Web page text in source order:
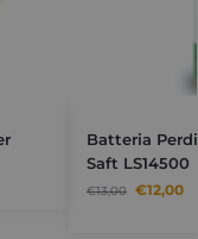
Batteria
Saft LS14500
€13,00 €12,00